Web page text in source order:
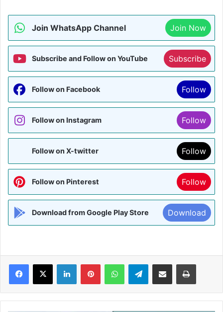
Join WhatsApp Channel Join Now
Subscribe and Follow on YouTube Subscribe
Follow on Facebook Follow
Follow on Instagram Follow
Follow on X-twitter Follow
Follow on Pinterest Follow
Download from Google Play Store Download
Facebook
X LinkedInPinterestWhatsAppTelegramShare via Email Print